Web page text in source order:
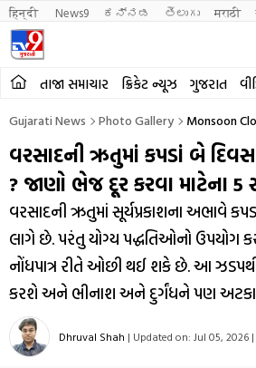
हिन्दी News9 ಕನ್ನಡ తెలుగు मराठी
તાજા સમાચાર ક્રિકેટ ન્યૂઝ ગુજરાત
Gujarati News Photo Gallery Monsoon
વરસાદની ઋતુમાં કપડાં બે
? જાણો ભેજ દૂર કરવા માટેના
વરસાદની ઋતુમાં સૂર્યપ્રકાશના અભાવે
લાગે છે. પરંતુ યોગ્ય પદ્ધતિઓનો ઉપયોગ
નોંધપાત્ર રીતે ઓછી થઈ શકે છે. આ
કરશે અને ભીનાશ અને દુર્ગંધને પણ
Dhruval Shah | Updated on: Jul 05, 2026 |